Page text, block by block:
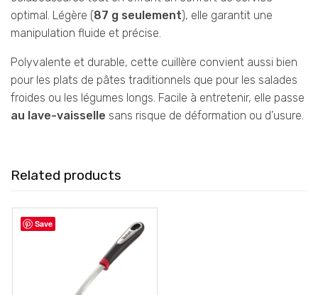
optimal. Légère (87 g seulement), elle garantit une
manipulation fluide et précise.
Polyvalente et durable, cette cuillère convient aussi bien
pour les plats de pâtes traditionnels que pour les salades
froides ou les légumes longs. Facile à entretenir, elle passe
au lave-vaisselle sans risque de déformation ou d’usure.
Related products
Save